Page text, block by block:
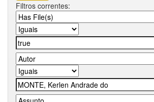
Filtros correntes: